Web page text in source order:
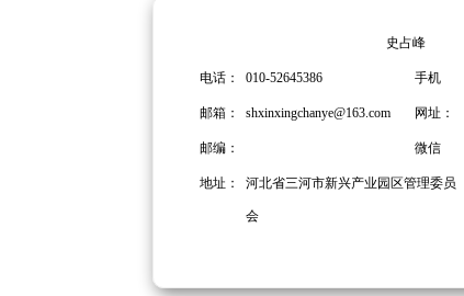
史占峰
电话： 010-52645386 手机
邮箱： shxinxingchanye@163.com 网址：
邮编： 微信
地址： 河北省三河市新兴产业园区管理委员
会